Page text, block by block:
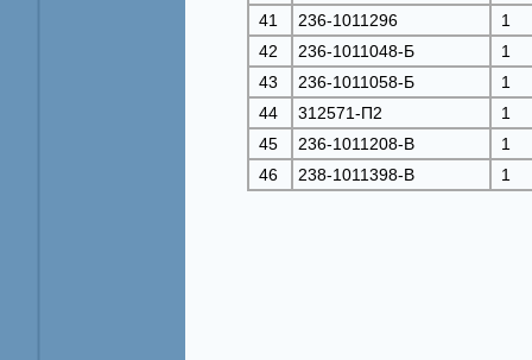
41 236-1011296
1
42
236-1011048-Б
1
43
236-1011058-Б
1
44
312571-П2
1
45
236-1011208-B
1
46
238-1011398-B 1